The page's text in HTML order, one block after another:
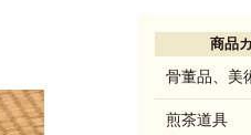
商品
骨董品、美
煎茶道具